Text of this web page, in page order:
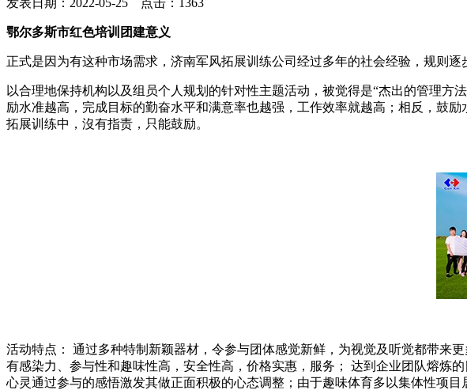
鄂尔多斯市红色培训团建意义
正式是因为有这种市场需求，济南军风拓展训练公司经过多年的社会经验，规则
以合理地保持机构以及组员个人规划的针对性主题活动，被觉得是“杰出的管理
励水准越高，完成目标的勤奋水平和满意率也越强，工作效率就越高；相反，鼓
拓展训练中，沒有指责，只能鼓励。
活动特点： 通过多种特制新颖器材，令参与团体感觉新鲜，为视觉及听觉都带来
有感染力、参与性和趣味性高，安全性高，价格实惠，服务； 达到企业团队熔炼
心灵通过参与的感悟激发其做正面积极的心态调整；由于趣味体育多以集体性项